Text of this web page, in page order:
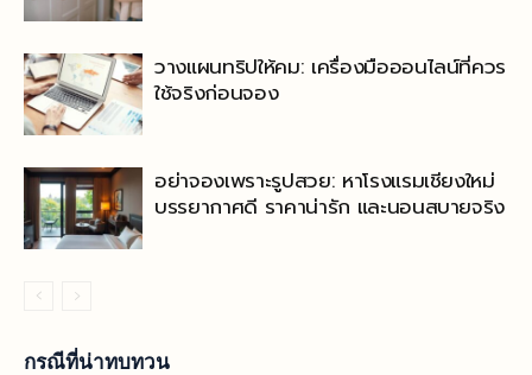
วางแผนทริปให้คม: เครื่องมือออนไลน์ที่ควร
ใช้จริงก่อนจอง
อย่าจองเพราะรูปสวย: หาโรงแรมเชียงใหม่
บรรยากาศดี ราคาน่ารัก และนอนสบายจริง
กรณีที่น่าทบทวน